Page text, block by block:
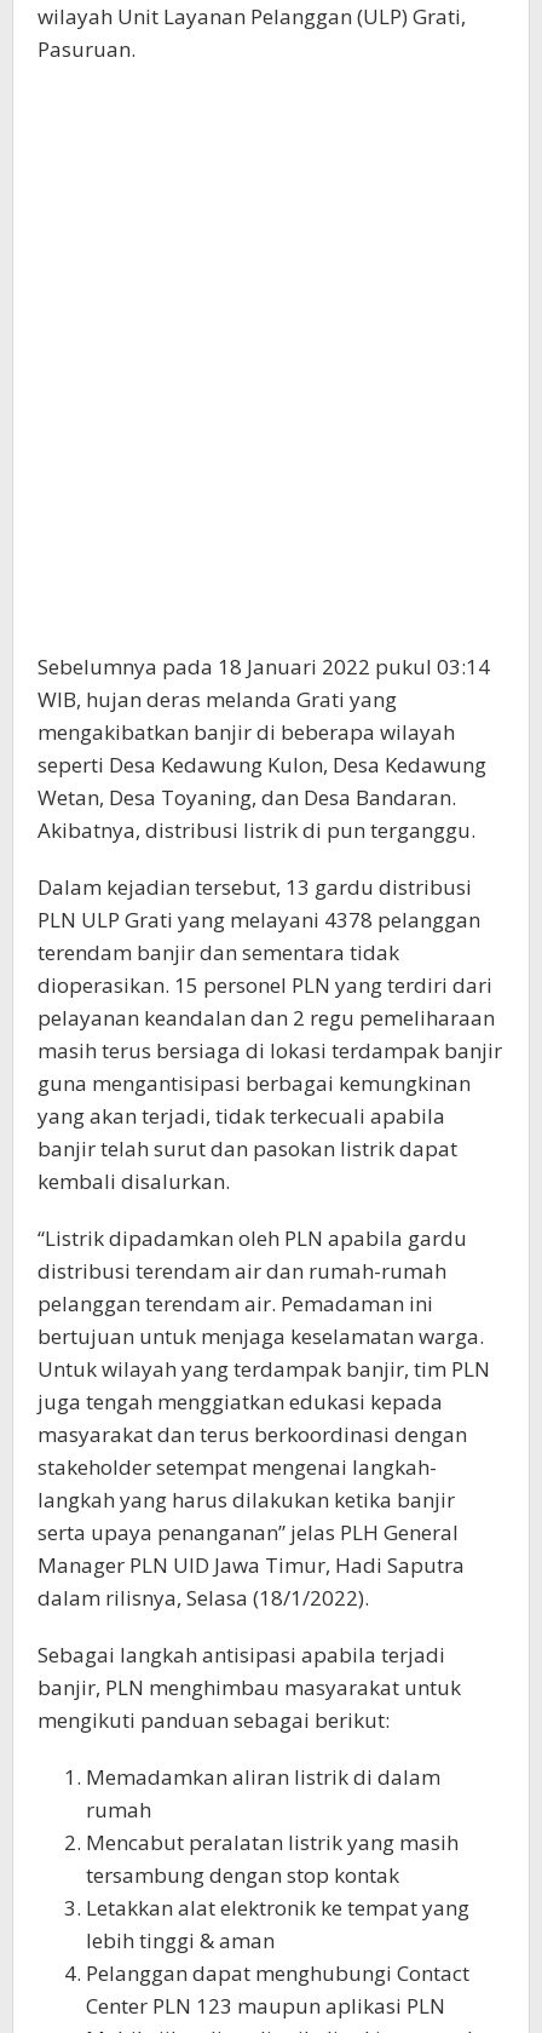
wilayah Unit Layanan Pelanggan (ULP) Grati,
Pasuruan.
Sebelumnya pada 18 Januari 2022 pukul 03:14
WIB, hujan deras melanda Grati yang
mengakibatkan banjir di beberapa wilayah
seperti Desa Kedawung Kulon, Desa Kedawung
Wetan, Desa Toyaning, dan Desa Bandaran.
Akibatnya, distribusi listrik di pun terganggu.
Dalam kejadian tersebut, 13 gardu distribusi
PLN ULP Grati yang melayani 4378 pelanggan
terendam banjir dan sementara tidak
dioperasikan. 15 personel PLN yang terdiri dari
pelayanan keandalan dan 2 regu pemeliharaan
masih terus bersiaga di lokasi terdampak banjir
guna mengantisipasi berbagai kemungkinan
yang akan terjadi, tidak terkecuali apabila
banjir telah surut dan pasokan listrik dapat
kembali disalurkan.
“Listrik dipadamkan oleh PLN apabila gardu
distribusi terendam air dan rumah-rumah
pelanggan terendam air. Pemadaman ini
bertujuan untuk menjaga keselamatan warga.
Untuk wilayah yang terdampak banjir, tim PLN
juga tengah menggiatkan edukasi kepada
masyarakat dan terus berkoordinasi dengan
stakeholder setempat mengenai langkah-
langkah yang harus dilakukan ketika banjir
serta upaya penanganan” jelas PLH General
Manager PLN UID Jawa Timur, Hadi Saputra
dalam rilisnya, Selasa (18/1/2022).
Sebagai langkah antisipasi apabila terjadi
banjir, PLN menghimbau masyarakat untuk
mengikuti panduan sebagai berikut:
Memadamkan aliran listrik di dalam
rumah
Mencabut peralatan listrik yang masih
tersambung dengan stop kontak
Letakkan alat elektronik ke tempat yang
lebih tinggi & aman
Pelanggan dapat menghubungi Contact
Center PLN 123 maupun aplikasi PLN